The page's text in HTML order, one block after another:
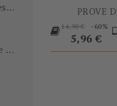
Modelli di business(57)
Natural LifeStyle
(4)
PROVE
Prezzo
base
14,90 € -60%
Prezzo
5,96 €